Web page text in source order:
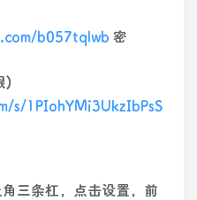
b057tqlwb 密
)
s/1PIohYMi3UkzIbPsS
三条杠，点击设置，前